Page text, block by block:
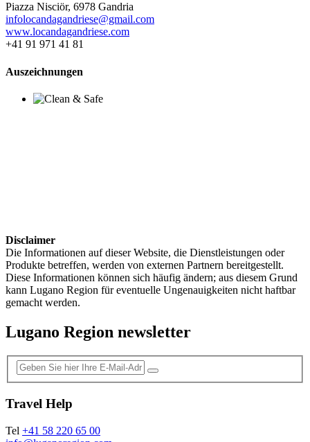
Piazza Nisciör, 6978 Gandria
infolocandagandriese@gmail.com
www.locandagandriese.com
+41 91 971 41 81
Auszeichnungen
Disclaimer
Die Informationen auf dieser Website, die Dienstleistungen oder
Produkte betreffen, werden von externen Partnern bereitgestellt.
Diese Informationen können sich häufig ändern; aus diesem Grund
kann Lugano Region für eventuelle Ungenauigkeiten nicht haftbar
gemacht werden.
Lugano Region newsletter
Travel Help
Tel +41 58 220 65 00